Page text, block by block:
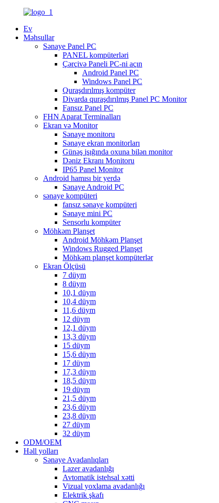
Ev
Məhsullar
Sənaye Panel PC
PANEL kompüterləri
Çərçivə Paneli PC-ni açın
Android Panel PC
Windows Panel PC
Quraşdırılmış kompüter
Divarda quraşdırılmış Panel PC Monitor
Fansız Panel PC
FHN Aparat Terminalları
Ekran və Monitor
Sənaye monitoru
Sənaye ekran monitorları
Günəş işığında oxuna bilən monitor
Dəniz Ekranı Monitoru
IP65 Panel Monitor
Android hamısı bir yerdə
Sənaye Android PC
sənaye kompüteri
fansız sənaye kompüteri
Sənaye mini PC
Sensorlu kompüter
Möhkəm Planşet
Android Möhkəm Planşet
Windows Rugged Planşet
Möhkəm planşet kompüterlər
Ekran Ölçüsü
7 düym
8 düym
10,1 düym
10,4 düym
11,6 düym
12 düym
12,1 düym
13,3 düym
15 düym
15,6 düym
17 düym
17,3 düym
18,5 düym
19 düym
21,5 düym
23,6 düym
23,8 düym
27 düym
32 düym
ODM/OEM
Həll yolları
Sənaye Avadanlıqları
Lazer avadanlığı
Avtomatik istehsal xətti
Vizual yoxlama avadanlığı
Elektrik şkafı